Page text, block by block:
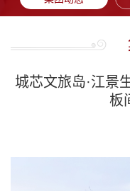
城芯文旅岛·江
板